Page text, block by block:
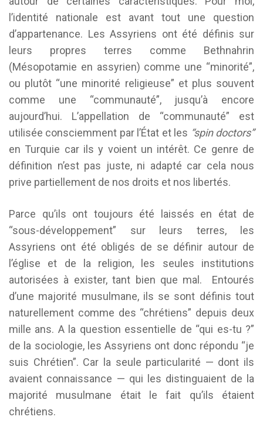
l’identité nationale est avant tout une question
d’appartenance. Les Assyriens ont été définis sur
leurs propres terres comme Bethnahrin
(Mésopotamie en assyrien) comme une “minorité”,
ou plutôt “une minorité religieuse” et plus souvent
comme une “communauté”, jusqu’à encore
aujourd’hui. L’appellation de “communauté” est
utilisée consciemment par l’État et les “spin doctors”
en Turquie car ils y voient un intérêt. Ce genre de
définition n’est pas juste, ni adapté car cela nous
prive partiellement de nos droits et nos libertés.
Parce qu’ils ont toujours été laissés en état de
“sous-développement” sur leurs terres, les
Assyriens ont été obligés de se définir autour de
l’église et de la religion, les seules institutions
autorisées à exister, tant bien que mal. Entourés
d’une majorité musulmane, ils se sont définis tout
naturellement comme des “chrétiens” depuis deux
mille ans. A la question essentielle de “qui es-tu ?”
de la sociologie, les Assyriens ont donc répondu “je
suis Chrétien”. Car la seule particularité — dont ils
avaient connaissance — qui les distinguaient de la
majorité musulmane était le fait qu’ils étaient
chrétiens.